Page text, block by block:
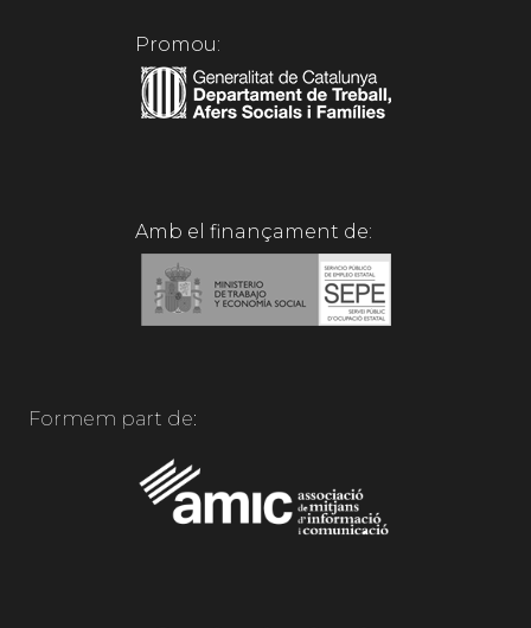
Promou:
Amb el finançament de:
Formem part de: